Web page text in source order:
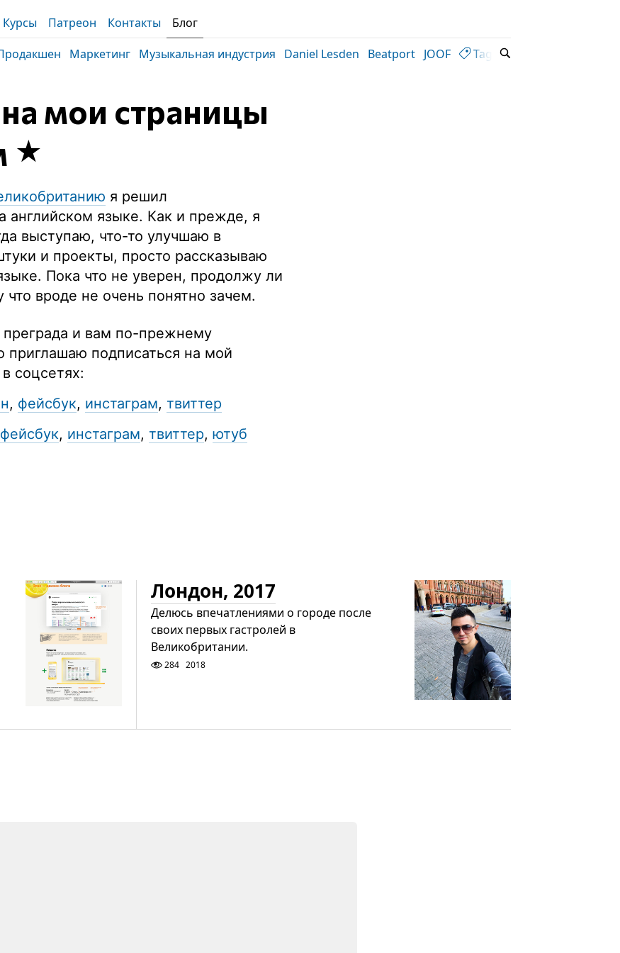
Курсы Патреон Контакты
Блог
Маркетинг Музыкальная индустрия Daniel Lesden Beatport JOOF Tags
мои страницы
я решил
английском языке. Как и прежде, я
выступаю, что-то улучшаю в
и проекты, просто рассказываю
Пока что не уверен, продолжу ли
вроде не очень понятно зачем.
преграда и вам по-прежнему
приглашаю подписаться на мой
соцсетях:
, фейсбук, инстаграм, твиттер
фейсбук, инстаграм, твиттер, ютуб
Лондон, 2017
Делюсь впечатлениями о городе после
своих первых гастролей в
Великобритании.
284 2018